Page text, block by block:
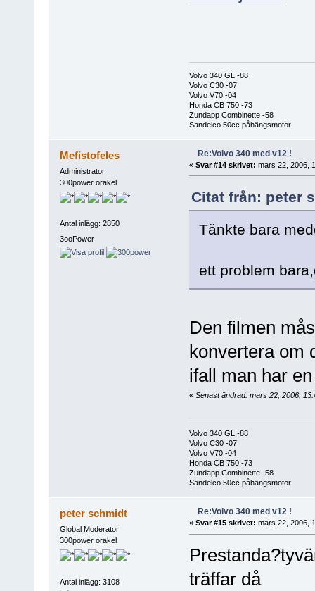
Volvo 340 GL -88
Volvo C30 -07
Volvo V70 -04
Honda CB 750 -73
Zundapp Combinette -58
Sandelco 50cc påhängsmotor
Mefistofeles
Administrator
300power orakel
Antal inlägg: 2850
3ooPower
Re:Volvo 340 med v12 !
« Svar #14 skrivet: mars 22, 2006,
Citat från: peter
Tänkte bara
ett problem
Den filmen
konvertera om
ifall man har
« Senast ändrad: mars 22, 2006,
Volvo 340 GL -88
Volvo C30 -07
Volvo V70 -04
Honda CB 750 -73
Zundapp Combinette -58
Sandelco 50cc påhängsmotor
peter schmidt
Global Moderator
300power orakel
Antal inlägg: 3108
Re:Volvo 340 med v12 !
« Svar #15 skrivet: mars 22, 2006,
träffar då